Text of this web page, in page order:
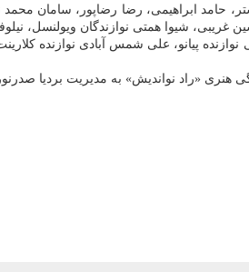
حامد ابراهیمی، رضا رضاپور، سامان
شیوا همتی نوازندگان ویولنسل،
پیانو، علی شمس آبادی نوازنده
«راد نواندیش» به مدیریت بردیا